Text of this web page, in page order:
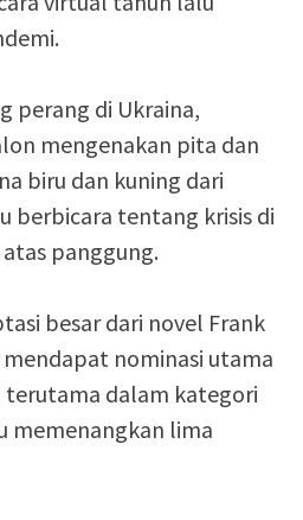
perang di Ukraina,
mengenakan pita dan
biru dan kuning dari
berbicara tentang krisis di
panggung.
besar dari novel Frank
nominasi utama
terutama dalam kategori
memenangkan lima